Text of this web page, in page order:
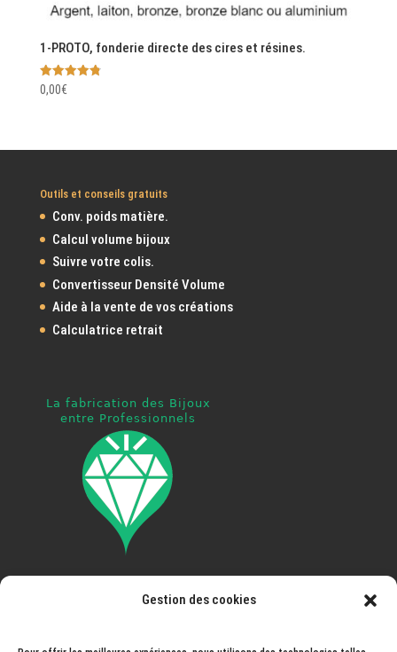
Gestion des cookies
1-PROTO, fonderie directe des cires et résines.
Note
4.83
0,00€
Outils et conseils gratuits
Conv. poids matière.
Calcul volume bijoux
Suivre votre colis.
Convertisseur Densité Volume
Aide à la vente de vos créations
Calculatrice retrait
Pays ouvert à la livraison: France, Espagne, Portugal,